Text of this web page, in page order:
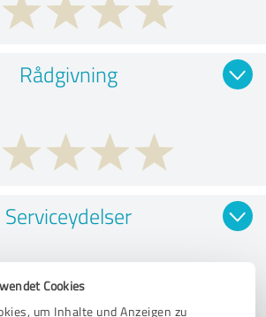
Cookies
um Inhalte und Anzeigen zu
Rådgivning
Serviceydelser